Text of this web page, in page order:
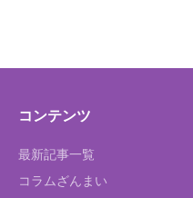
コンテンツ
最新記事一覧
コラムざんまい